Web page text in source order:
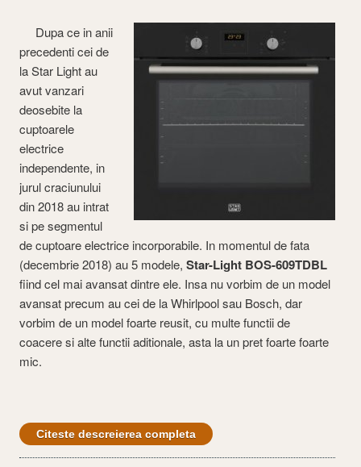
Dupa ce in anii
precedenti cei de
la Star Light au
avut vanzari
deosebite la
cuptoarele
electrice
independente, in
jurul craciunului
din 2018 au intrat
si pe segmentul
de cuptoare electrice incorporabile. In momentul de fata
(decembrie 2018) au 5 modele, Star-Light BOS-609TDBL
fiind cel mai avansat dintre ele. Insa nu vorbim de un model
avansat precum au cei de la Whirlpool sau Bosch, dar
vorbim de un model foarte reusit, cu multe functii de
coacere si alte functii aditionale, asta la un pret foarte foarte
mic.
Citeste descreierea completa